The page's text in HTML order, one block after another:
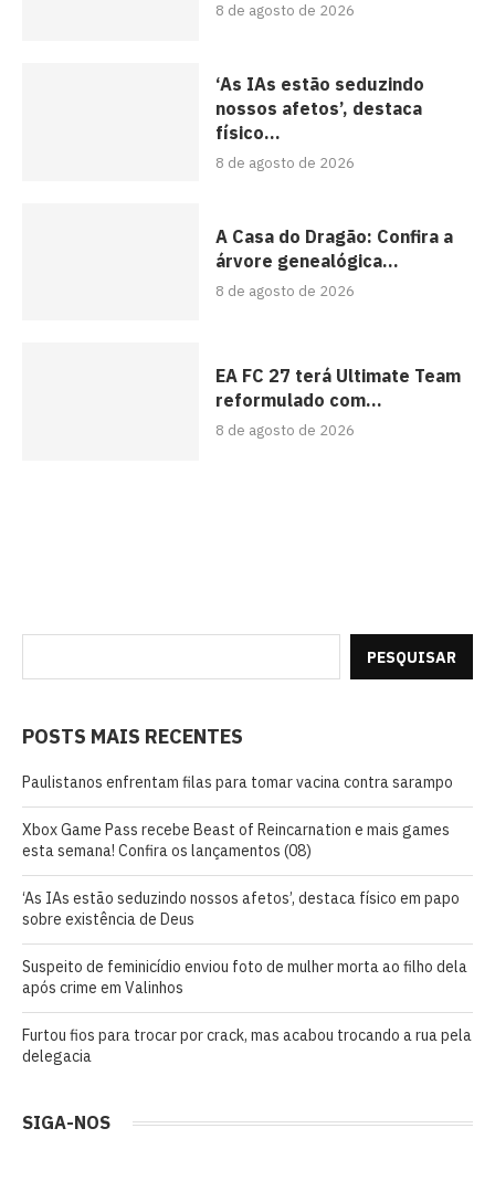
8 de agosto de 2026
‘As IAs estão seduzindo
nossos afetos’, destaca
físico...
8 de agosto de 2026
A Casa do Dragão: Confira a
árvore genealógica...
8 de agosto de 2026
EA FC 27 terá Ultimate Team
reformulado com...
8 de agosto de 2026
PESQUISAR
POSTS MAIS RECENTES
Paulistanos enfrentam filas para tomar vacina contra sarampo
Xbox Game Pass recebe Beast of Reincarnation e mais games
esta semana! Confira os lançamentos (08)
‘As IAs estão seduzindo nossos afetos’, destaca físico em papo
sobre existência de Deus
Suspeito de feminicídio enviou foto de mulher morta ao filho dela
após crime em Valinhos
Furtou fios para trocar por crack, mas acabou trocando a rua pela
delegacia
SIGA-NOS